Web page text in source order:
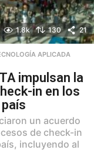
1.8k 130 21
APLICADA
impulsan la
in en los
un acuerdo
de check-in
incluyendo al